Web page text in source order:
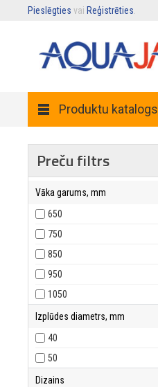
Pieslēgties vai Reģistrēties
Produktu katalogs
Preču filtrs
Vāka garums, mm
650
750
850
950
1050
Izplūdes diametrs, mm
40
50
Dizains